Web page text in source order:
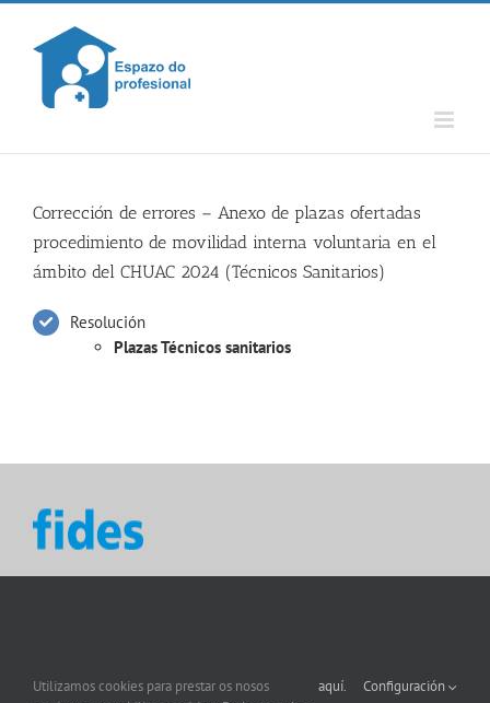
Skip
content
Corrección de errores – Anexo de plazas ofertadas
procedimiento de movilidad interna voluntaria en el
ámbito del CHUAC 2024 (Técnicos Sanitarios)
Resolución
Plazas Técnicos sanitarios
Utilizamos cookies para prestar os nosos
aquí. Configuración